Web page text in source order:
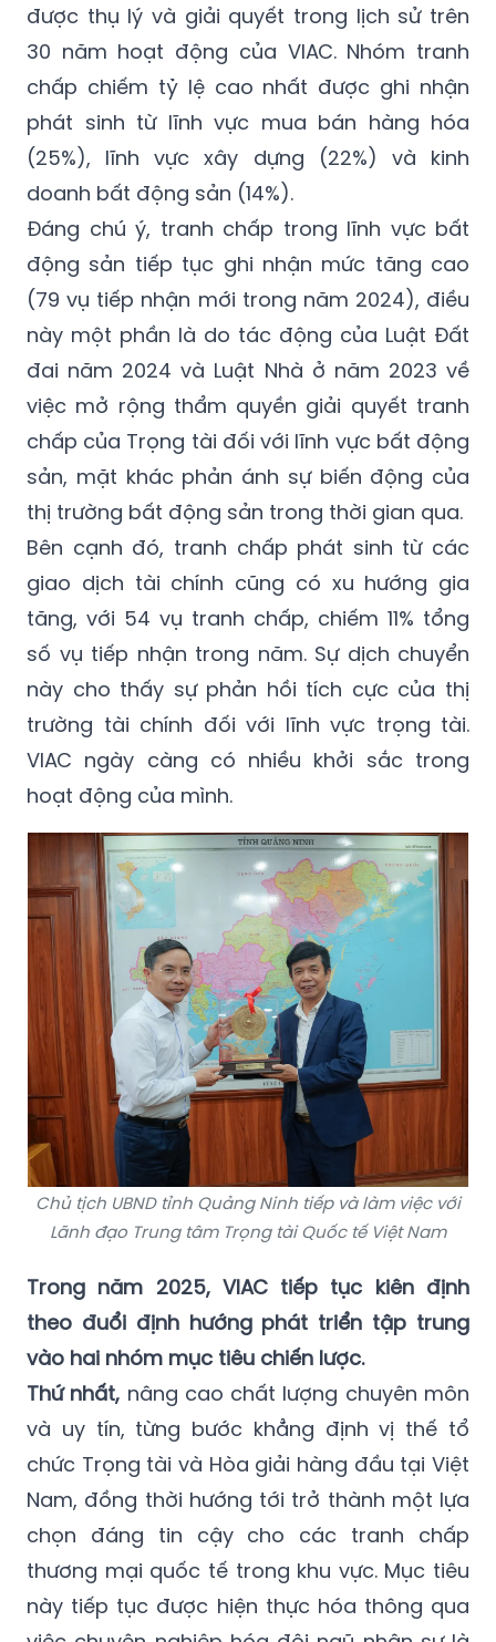
được thụ lý và giải quyết trong lịch sử trên
30 năm hoạt động của VIAC. Nhóm tranh
chấp chiếm tỷ lệ cao nhất được ghi nhận
phát sinh từ lĩnh vực mua bán hàng hóa
(25%), lĩnh vực xây dựng (22%) và kinh
doanh bất động sản (14%).
Đáng chú ý, tranh chấp trong lĩnh vực bất
động sản tiếp tục ghi nhận mức tăng cao
(79 vụ tiếp nhận mới trong năm 2024), điều
này một phần là do tác động của Luật Đất
đai năm 2024 và Luật Nhà ở năm 2023 về
việc mở rộng thẩm quyền giải quyết tranh
chấp của Trọng tài đối với lĩnh vực bất động
sản, mặt khác phản ánh sự biến động của
thị trường bất động sản trong thời gian qua.
Bên cạnh đó, tranh chấp phát sinh từ các
giao dịch tài chính cũng có xu hướng gia
tăng, với 54 vụ tranh chấp, chiếm 11% tổng
số vụ tiếp nhận trong năm. Sự dịch chuyển
này cho thấy sự phản hồi tích cực của thị
trường tài chính đối với lĩnh vực trọng tài.
VIAC ngày càng có nhiều khởi sắc trong
hoạt động của mình.
Chủ tịch UBND tỉnh Quảng Ninh tiếp và làm việc với
Lãnh đạo Trung tâm Trọng tài Quốc tế Việt Nam
Trong năm 2025, VIAC tiếp tục kiên định
theo đuổi định hướng phát triển tập trung
vào hai nhóm mục tiêu chiến lược.
Thứ nhất, nâng cao chất lượng chuyên môn
và uy tín, từng bước khẳng định vị thế tổ
chức Trọng tài và Hòa giải hàng đầu tại Việt
Nam, đồng thời hướng tới trở thành một lựa
chọn đáng tin cậy cho các tranh chấp
thương mại quốc tế trong khu vực. Mục tiêu
này tiếp tục được hiện thực hóa thông qua